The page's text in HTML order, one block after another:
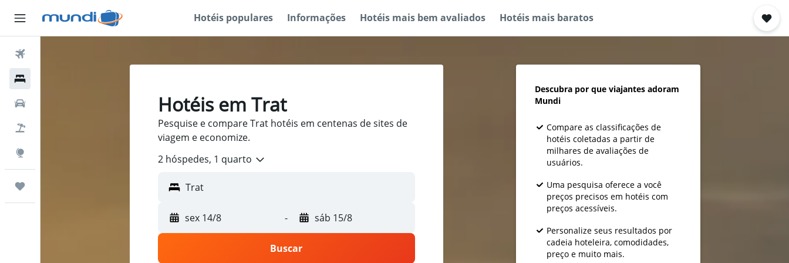
Hotéis populares Informações Hotéis mais bem avaliados Hotéis mais baratos
Hotéis em Trat
Pesquise e compare Trat hotéis em centenas de sites de
viagem e economize.
2 hóspedes, 1 quarto
sex 14/8 - sáb 15/8
Buscar
Descubra por que viajantes adoram
Mundi
Compare as classificações de
hotéis coletadas a partir de
milhares de avaliações de
usuários.
Uma pesquisa oferece a você
preços precisos em hotéis com
preços acessíveis.
Personalize seus resultados por
cadeia hoteleira, comodidades,
preço e muito mais.